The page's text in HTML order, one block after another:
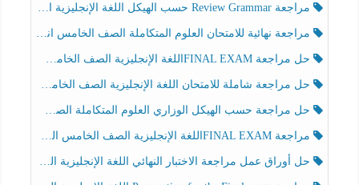
مراجعة Review Grammar حسب الهيكل اللغة الإنجليزية الصف الخامس الفصل الثالث
مراجعة نهائية للامتحان العلوم المتكاملة الصف الخامس انسبير الفصل الثالث
حل مراجعة FINAL EXAMاللغة الإنجليزية الصف الخامس الفصل الثالث
حل مراجعة شاملة للامتحان اللغة الإنجليزية الصف الخامس الفصل الثالث
حل مراجعة حسب الهيكل الوزاري العلوم المتكاملة الصف الخامس عام الفصل الثالث
مراجعة FINAL EXAMاللغة الإنجليزية الصف الخامس الفصل الثالث
حل أوراق عمل مراجعة الاختبار النهائي اللغة الإنجليزية الصف الرابع الفصل الثالث